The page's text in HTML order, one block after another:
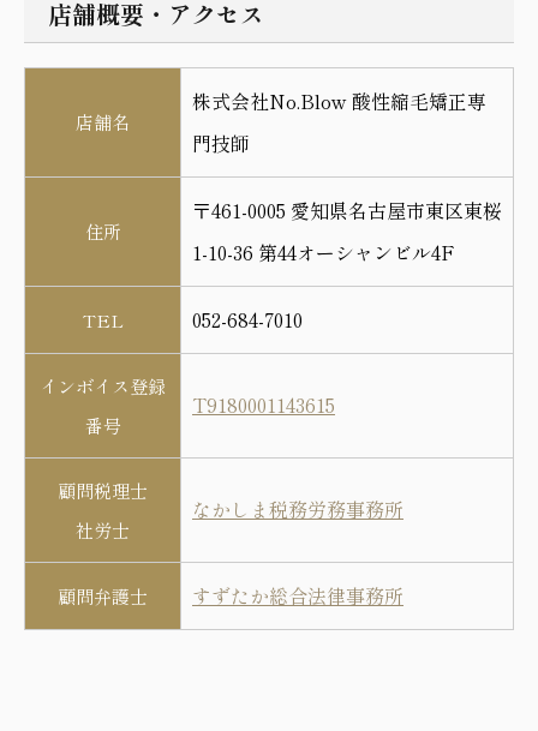
店舗概要・アクセス
店舗名
株式会社No.Blow 酸性縮毛矯正専
門技師
住所
〒461-0005 愛知県名古屋市東区東桜
1-10-36 第44オーシャンビル4F
TEL 052-684-7010
インボイス登録
番号
T9180001143615
顧問税理士
社労士
なかしま税務労務事務所
顧問弁護士 すずたか総合法律事務所